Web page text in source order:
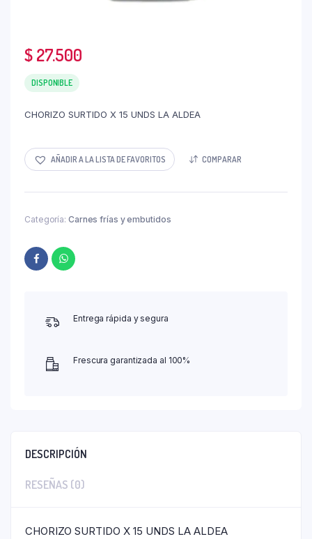
$27.500
DISPONIBLE
CHORIZO SURTIDO X 15 UNDS LA ALDEA
AÑADIR A LA LISTA DE FAVORITOS COMPARAR
Categoría: Carnes frías y embutidos
Entrega rápida y segura
Frescura garantizada al 100%
DESCRIPCIÓN
RESEÑAS (0)
CHORIZO SURTIDO X 15 UNDS LA ALDEA